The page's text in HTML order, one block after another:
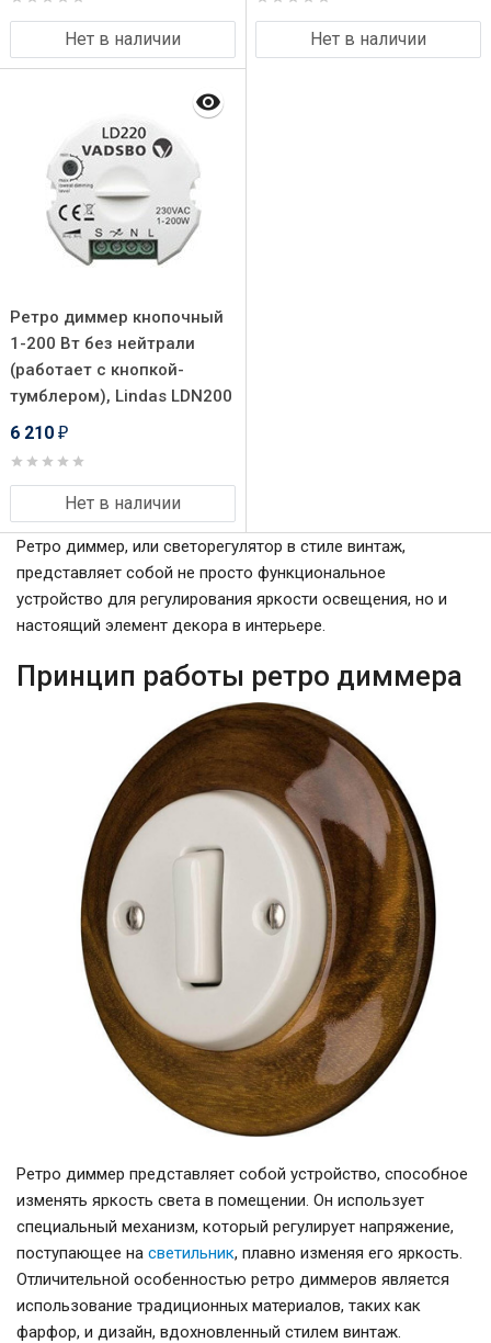
Нет в наличии Нет в наличии
Ретро диммер кнопочный
1-200 Вт без нейтрали
(работает с кнопкой-
тумблером), Lindas LDN200
6 210 ₽
Нет в наличии
Ретро диммер, или светорегулятор в стиле винтаж,
представляет собой не просто функциональное
устройство для регулирования яркости освещения, но и
настоящий элемент декора в интерьере.
Принцип работы ретро диммера
Ретро диммер представляет собой устройство, способное
изменять яркость света в помещении. Он использует
специальный механизм, который регулирует напряжение,
поступающее на светильник, плавно изменяя его яркость.
Отличительной особенностью ретро диммеров является
использование традиционных материалов, таких как
фарфор, и дизайн, вдохновленный стилем винтаж.